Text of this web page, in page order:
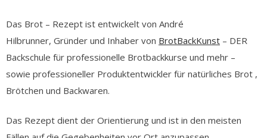
Das Brot – Rezept ist entwickelt von André
Hilbrunner, Gründer und Inhaber von BrotBackKunst – DER
Backschule für professionelle Brotbackkurse und mehr –
sowie professioneller Produktentwickler für natürliches Brot ,
Brötchen und Backwaren.
Das Rezept dient der Orientierung und ist in den meisten